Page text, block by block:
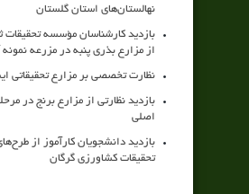
نهالستان‌های استان گلستان
بازدید کارشناسان مؤسسه تحقیقات
از مزارع بذری پنبه در مزرعه نمونه
نظارت تخصصی بر مزارع تحقیقاتی
بازدید نظارتی از مزارع برنج در
اصلی
بازدید دانشجویان کارآموز از
تحقیقات کشاورزی گرگان